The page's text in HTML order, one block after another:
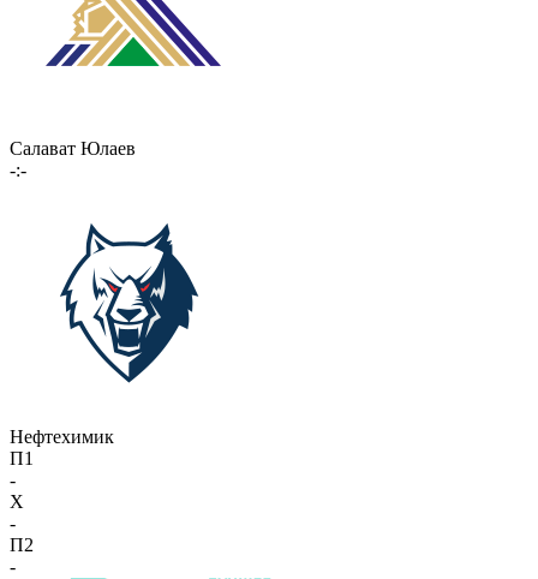
Салават Юлаев
-:-
Нефтехимик
П1
-
X
-
П2
-